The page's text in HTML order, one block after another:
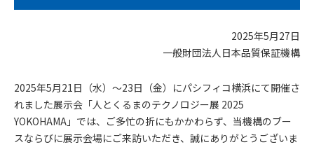
2025年5月27日
一般財団法人日本品質保証機構
2025年5月21日（水）～23日（金）にパシフィコ横浜にて開催さ
れました展示会「人とくるまのテクノロジー展 2025
YOKOHAMA」では、ご多忙の折にもかかわらず、当機構のブー
スならびに展示会場にご来訪いただき、誠にありがとうございま